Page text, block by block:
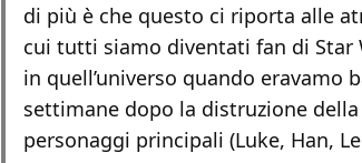
di più è che questo ci riporta alle
cui tutti siamo diventati fan di Star
in quell’universo quando
settimane dopo la distruzione
personaggi principali (Luke, Han,